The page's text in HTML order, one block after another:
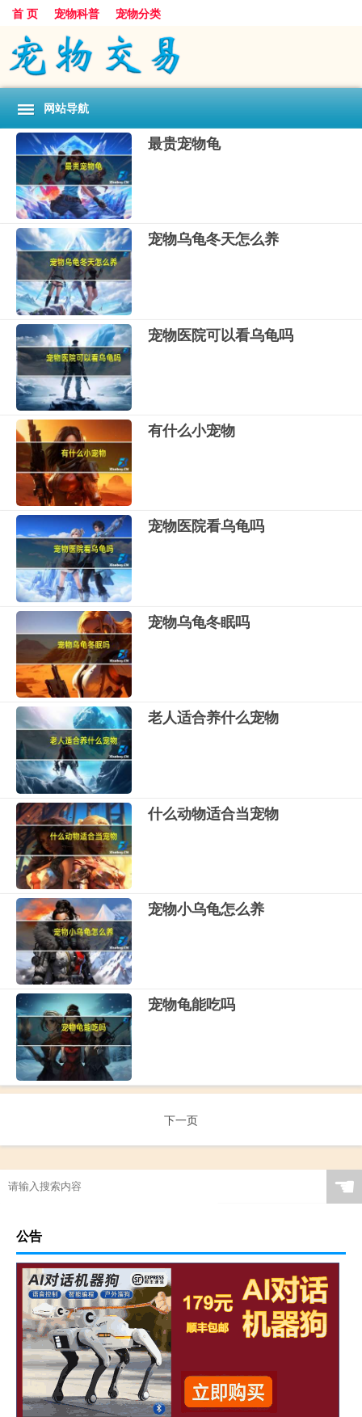
首 页 宠物科普 宠物分类
网站导航
最贵宠物龟
宠物乌龟冬天怎么养
宠物医院可以看乌龟吗
有什么小宠物
宠物医院看乌龟吗
宠物乌龟冬眠吗
老人适合养什么宠物
什么动物适合当宠物
宠物小乌龟怎么养
宠物龟能吃吗
下一页
☚
公告